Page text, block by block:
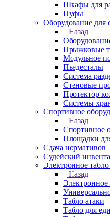
Шкафы для
Пуфы
Оборудование для
Назад
Прыжковые
Модульное
Пьедесталы
Система
Стеновые
Протектор
Системы
Спортивное
Назад
Спортивное
Площадки
Сдача нормативов
Судейский
Электронное табло
Назад
Электронное
Табло атаки
Табло для